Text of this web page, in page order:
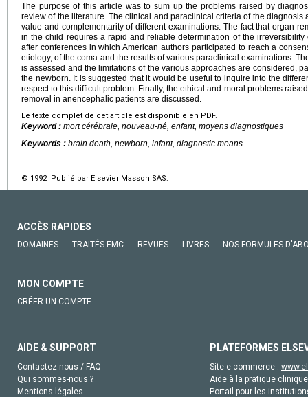
The purpose of this article was to sum up the problems raised by
review of the literature. The clinical and paraclinical criteria of the diagnosis
value and complementarity of different examinations. The fact that organ
in the child requires a rapid and reliable determination of the
after conferences in which American authors participated to reach a
etiology, of the coma and the results of various paraclinical examinations.
is assessed and the limitations of the various approaches are considered,
the newborn. It is suggested that it would be useful to inquire into the
respect to this difficult problem. Finally, the ethical and moral problems
removal in anencephalic patients are discussed.
Le texte complet de cet article est disponible en PDF.
Keyword : mort cérébrale, nouveau-né, enfant, moyens diagnostiques
Keywords : brain death, newborn, infant, diagnostic means
© 1992 Publié par Elsevier Masson SAS.
ACCÈS RAPIDES
DOMAINES TRAITÉS EMC REVUES LIVRES NOS FORMULES
MON COMPTE
CRÉER UN COMPTE
AIDE & SUPPORT
Contactez-nous / FAQ
Qui sommes-nous ?
Mentions légales
PLATEFORMES
Site e-commerce :
Aide à la pratique
Portail pour les